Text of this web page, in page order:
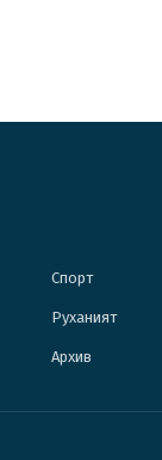
Спорт
Руханият
Архив